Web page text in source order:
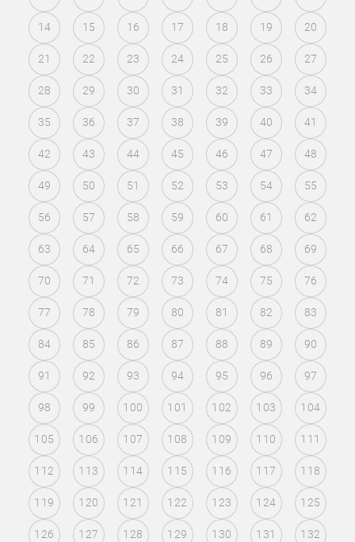
14 15 16 17 18 19 20
21 22 23 24 25 26 27
28 29 30 31 32 33 34
35 36 37 38 39 40 41
42 43 44 45 46 47 48
49 50 51 52 53 54 55
56 57 58 59 60 61 62
63 64 65 66 67 68 69
70 71 72 73 74 75 76
77 78 79 80 81 82 83
84 85 86 87 88 89 90
91 92 93 94 95 96 97
98 99 100 101 102 103 104
105 106 107 108 109 110 111
112 113 114 115 116 117 118
119 120 121 122 123 124 125
126 127 128 129 130 131 132